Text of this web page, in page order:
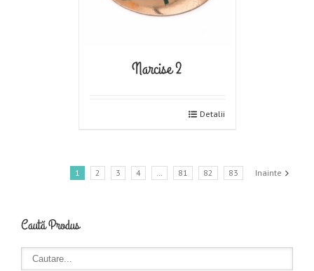
Narcise 2
Detalii
1 2 3 4 … 81 82 83 Inainte
Caută Produs